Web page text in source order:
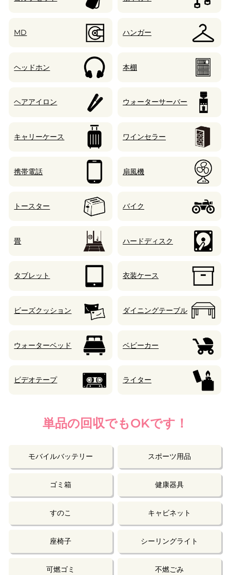
MD ハンガー
ヘッドホン 本棚
ヘアアイロン ウォーターサーバー
キャリーケース ワインセラー
携帯電話 扇風機
トースター バイク
畳 ハードディスク
タブレット 衣装ケース
ビーズクッション ダイニングテーブル
ウォーターベッド ベビーカー
ビデオテープ ライター
単品の回収でもOKです！
モバイルバッテリー スポーツ用品
ゴミ箱 健康器具
すのこ キャビネット
座椅子 シーリングライト
可燃ゴミ 不燃ごみ